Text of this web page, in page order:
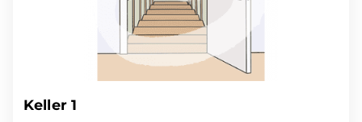
Keller 1